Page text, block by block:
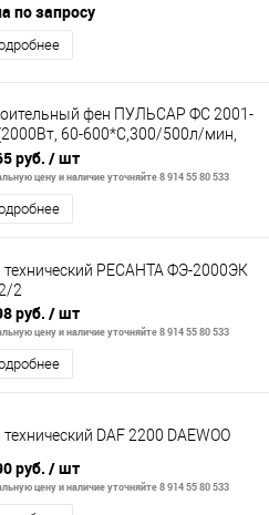
по запросу
фен ПУЛЬСАР ФС 2001-
60-600*C,300/500л/мин,
дисплей, 0,9кг)
руб. / шт
цену и наличие уточняйте 8 914 55 80 533
технический РЕСАНТА ФЭ-2000ЭК
2
руб. / шт
цену и наличие уточняйте 8 914 55 80 533
DAF 2200 DAEWOO
руб. / шт
цену и наличие уточняйте 8 914 55 80 533